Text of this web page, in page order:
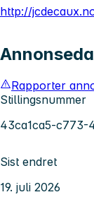
http://
Rapporter
Stillingsnummer
43ca1ca5-c773-
Sist endret
19. juli 2026